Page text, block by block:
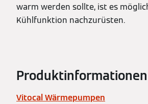
warm werden sollte, ist es
Kühlfunktion nachzurüsten.
Produktinformationen
Vitocal Wärmepumpen